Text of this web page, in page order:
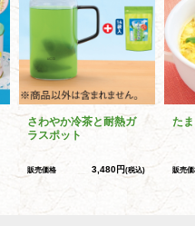
さわやか冷茶と耐熱ガ
ラスポット
販売価格 3,480円(税込)
た
販売